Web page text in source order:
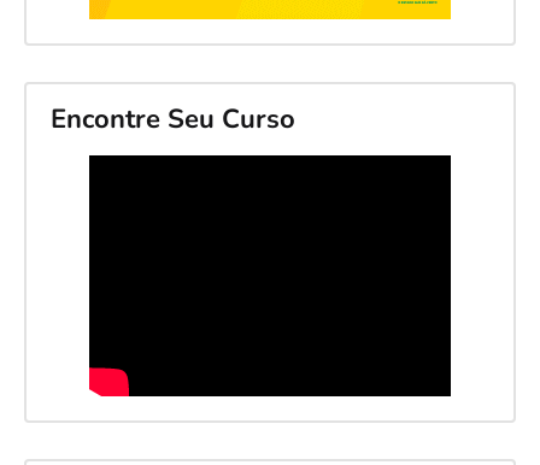
Encontre Seu Curso